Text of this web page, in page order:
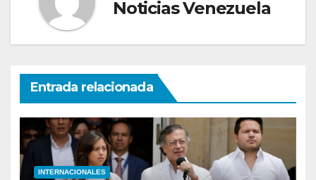
Noticias Venezuela
Entrada relacionada
INTERNACIONALES